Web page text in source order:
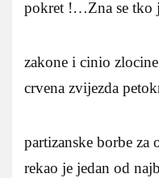
pokret !…Zna se tko
zakone i cinio
crvena zvijezda
partizanske borbe za
rekao je jedan od